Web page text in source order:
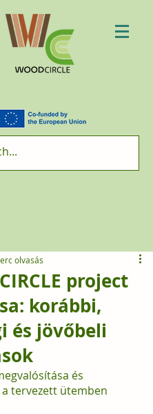
project
korábbi,
és jövőbeli
olvasás
és
tervezett ütemben